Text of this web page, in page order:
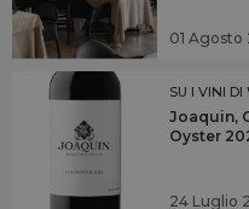
01 Agosto
SU I VINI
Joaquin,
Oyster
24 Luglio